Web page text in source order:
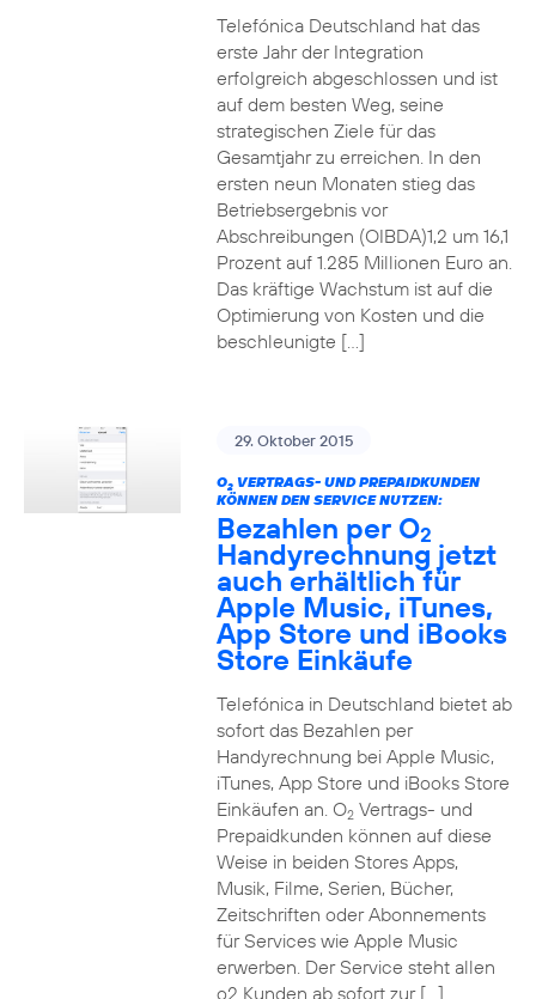
Telefónica Deutschland hat das
erste Jahr der Integration
erfolgreich abgeschlossen und ist
auf dem besten Weg, seine
strategischen Ziele für das
Gesamtjahr zu erreichen. In den
ersten neun Monaten stieg das
Betriebsergebnis vor
Abschreibungen (OIBDA)1,2 um 16,1
Prozent auf 1.285 Millionen Euro an.
Das kräftige Wachstum ist auf die
Optimierung von Kosten und die
beschleunigte […]
29. Oktober 2015
O2VERTRAGS- UND PREPAIDKUNDEN
KÖNNEN DEN SERVICE NUTZEN:
Bezahlen per O2
Handyrechnung jetzt
auch erhältlich für
Apple Music, iTunes,
App Store und iBooks
Store Einkäufe
Telefónica in Deutschland bietet ab
sofort das Bezahlen per
Handyrechnung bei Apple Music,
iTunes, App Store und iBooks Store
Einkäufen an. O2Vertrags- und
Prepaidkunden können auf diese
Weise in beiden Stores Apps,
Musik, Filme, Serien, Bücher,
Zeitschriften oder Abonnements
für Services wie Apple Music
erwerben. Der Service steht allen
o2 Kunden ab sofort zur […]